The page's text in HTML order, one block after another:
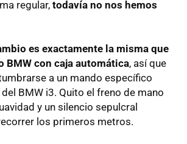
regular, todavía no nos hemos
es exactamente la misma que
BMW con caja automática, así que
a un mando específico
BMW i3. Quito el freno de mano
y un silencio sepulcral
los primeros metros.